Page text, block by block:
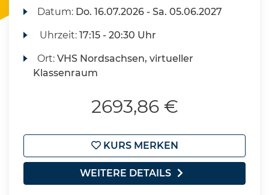
Datum: Do. 16.07.2026 -Sa. 05.06.2027
Uhrzeit:17:15 - 20:30 Uhr
Ort:VHS Nordsachsen, virtueller
Klassenraum
2693,86 €
KURS MERKEN
WEITERE DETAILS